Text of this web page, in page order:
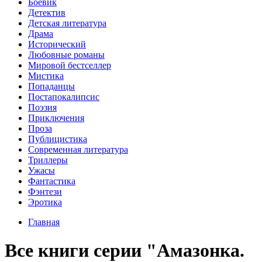
Боевик
Детектив
Детская литература
Драма
Исторический
Любовные романы
Мировой бестселлер
Мистика
Попаданцы
Постапокалипсис
Поэзия
Приключения
Проза
Публицистика
Современная литература
Триллеры
Ужасы
Фантастика
Фэнтези
Эротика
Главная
Все книги серии "Амазонка.